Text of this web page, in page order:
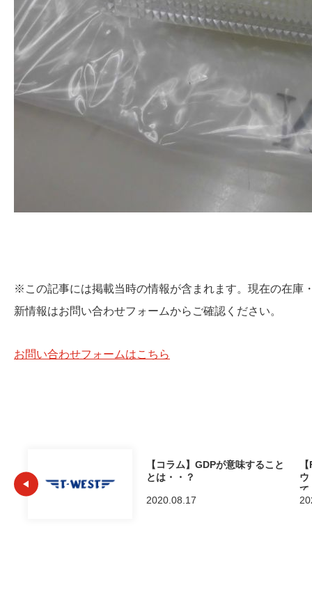
※この記事には掲載当時の情報が含まれます。現在の在庫
新情報はお問い合わせフォームからご確認ください。
お問い合わせフォームはこちら
【コラム】GDPが意味すること
とは・・？
2020.08.17
て